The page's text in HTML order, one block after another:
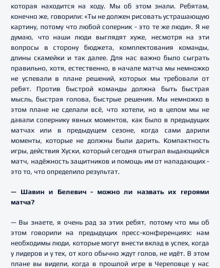
которая находится на ходу. Мы об этом знали. Ребятам,
конечно же, говорили: «Ты не должен рисовать устрашающую
картину, потому что любой соперник - это те же люди». Я не
думаю, что наши люди выглядят хуже, несмотря на эти
вопросы в сторону бюджета, комплектования команды,
длины скамейки и так далее. Для нас важно было сыграть
правильно, хотя, естественно, в начале матча мы немножко
не успевали в плане решений, которых мы требовали от
ребят. Против быстрой команды должна быть быстрая
мысль, быстрая голова, быстрые решения. Мы немножко в
этом плане не сделали всё, что хотели, но в целом мы не
давали сопернику явных моментов, как было в предыдущих
матчах или в предыдущем сезоне, когда сами дарили
моменты, которые не должны были дарить. Компактность
игры, действия Хуски, который сегодня отыграл выдающийся
матч, надёжность защитников и помощь им от нападающих -
это то, что определило результат.
— Шавин и Белевич - можно ли назвать их героями
матча?
— Вы знаете, я очень рад за этих ребят, потому что мы об
этом говорили на предыдущих пресс-конференциях: нам
необходимы люди, которые могут внести вклад в успех, когда
у лидеров и у тех, от кого обычно ждут голов, не идёт. В этом
плане вы видели, когда в прошлой игре в Череповце у нас